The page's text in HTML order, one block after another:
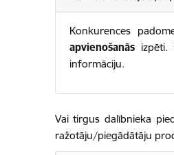
Konkurences
apvienošanās izpēti.
informāciju.
Vai tirgus dalībnieka
ražotāju/piegādātāju